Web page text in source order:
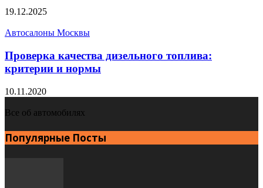
19.12.2025
Автосалоны Москвы
Проверка качества дизельного топлива:
критерии и нормы
10.11.2020
Все об автомобилях
Популярные Посты